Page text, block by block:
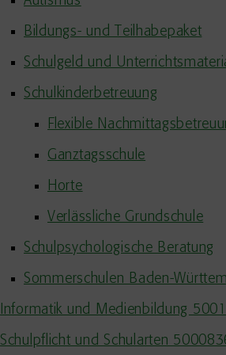
Bildungs- und Teilhabepaket
Schulgeld und
Schulkinderbetreuung
Flexible
Ganztagsschule
Horte
Verlässliche Grundschule
Schulpsychologische Beratung
Sommerschulen Baden-
Informatik und Medienbildung
Schulpflicht und Schularten